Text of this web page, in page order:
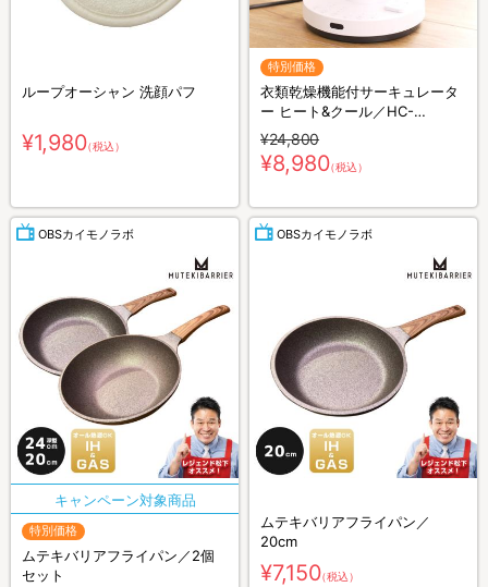
ループオーシャン 洗顔パフ
¥1,980（税込）
特別価格
衣類乾燥機能付サーキュレータ
ー ヒート&クール／HC-
T2494WH
¥24,800
¥8,980（税込）
OBSカイモノラボ
特別価格
ムテキバリアフライパン／2個
セット
OBSカイモノラボ
ムテキバリアフライパン／
20cm
¥7,150（税込）